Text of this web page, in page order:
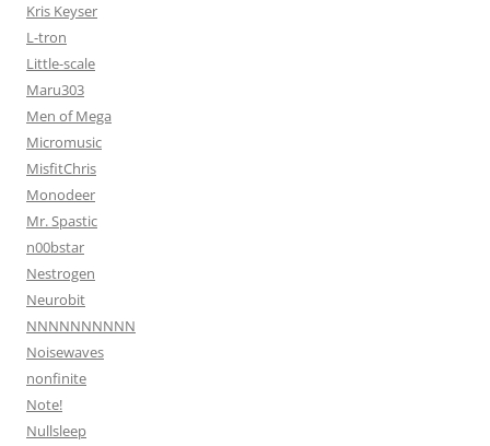
Kris Keyser
L-tron
Little-scale
Maru303
Men of Mega
Micromusic
MisfitChris
Monodeer
Mr. Spastic
n00bstar
Nestrogen
Neurobit
NNNNNNNNNN
Noisewaves
nonfinite
Note!
Nullsleep